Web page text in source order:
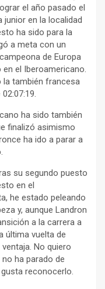
el año pasado el
junior en la localidad
ha sido para la
a meta con un
de Europa
el Iberoamericano.
la también francesa
ha sido también
finalizó asimismo
ha ido a parar a
su segundo puesto
en el
he estado peleando
y, aunque Landron
a la carrera a
última vuelta de
No quiero
ha parado de
reconocerlo.